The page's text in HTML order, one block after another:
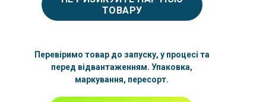
ТОВАРУ
Перевіримо товар до запуску, у процесі та
перед відвантаженням. Упаковка,
маркування, пересорт.